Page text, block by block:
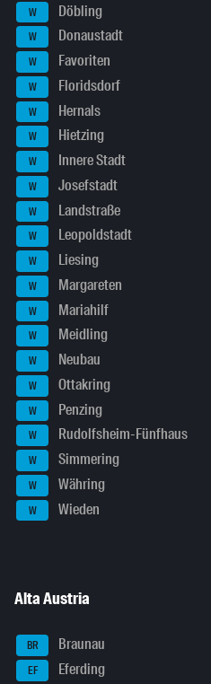
W Döbling
W Donaustadt
W Favoriten
W Floridsdorf
W Hernals
W Hietzing
W Innere Stadt
W Josefstadt
W Landstraße
W Leopoldstadt
W Liesing
W Margareten
W Mariahilf
W Meidling
W Neubau
W Ottakring
W Penzing
W Rudolfsheim-Fünfhaus
W Simmering
W Währing
W Wieden
Alta Austria
BR Braunau
EF Eferding